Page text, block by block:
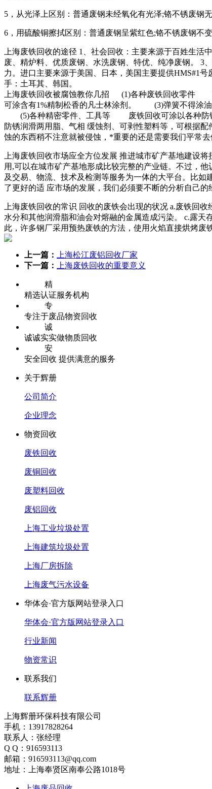
5，从光泽上区别：普通废钢未经氧化有光泽;铬不锈废
6，用硫酸铜擦拭区别：普通废钢呈紫红色;铬不锈废钢不
上海废铁回收的途径 1、社会回收：主要来源于百姓生
废、精炉料、优质废钢、水洗废钢、特优、纯净废钢。 3
力。进口主要来源于美国、日本，美国主要提供HMS#1
手：土耳其、韩国。
上海废铁回收被腐蚀教你几招 (1)各种废铁回收零件
可涂含有1%精制松香的凡士林涂剂。 (3)弹簧不得涂
(5)各种精密零件、工具等 废铁回收可涂以各种防锈
防锈润滑两用脂、气相 缓蚀剂、可剥性塑料等，可根
蚀的东西稍不注意就被侵蚀，*重要的还是需要我们平常去
上海废铁回收市场应全方位发展 推进城市矿产基地建设
用,可以在城市矿产基地形成比较完整的产业链。不过，
及交易、物流、技术及检测等服务为一体的大平台。比
了更好的适 应市场的发展，我们必须要不断的分析自己的
上海废铁回收的常识 回收的废铁会出现的状况 a.废铁回
水分和其他润滑脂和油会对熔融的金属造成污染。 c.露
此，许多钢厂采用预热废铁的方法，使用火焰直接烘烤废
上一篇：
上海松江废铝回收厂家
下一篇：
上海废铁回收的重要意义
精
精选认证服务机构
专
专注于废品物资回收
诚
诚诚实实做物质回收
安
安全回收 提供满意的服务
关于辉册
公司简介
企业理念
物资回收
废铁回收
废铜回收
废塑料回收
废铝回收
上海工业垃圾处置
上海建筑垃圾处置
上海厂房拆除
上海废气污水设备
华体会·官方版网站登录入口
华体会·官方版网站登录入口
行业新闻
物资常识
联系我们
联系辉册
上海辉册环保科技有限公司
手机：13917828264
联系人：张经理
Q Q：916593113
邮箱：916593113@qq.com
地址：上海奉贤区南奉公路1018号